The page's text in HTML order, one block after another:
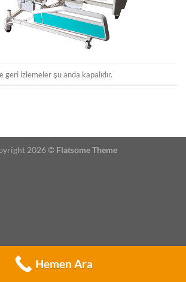
izlemeler şu anda kapalıdır.
2026 © Flatsome Theme
Hemen Ara